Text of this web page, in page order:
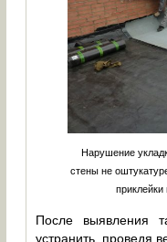
Нарушение
стены не
приклейки
После выявления
устранить, проведя